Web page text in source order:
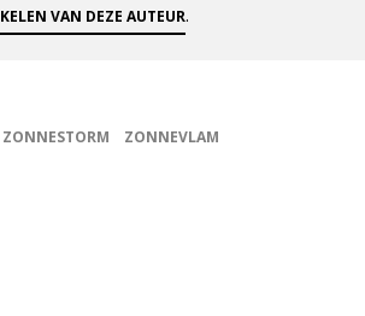
VAN DEZE AUTEUR.
ZONNESTORM ZONNEVLAM